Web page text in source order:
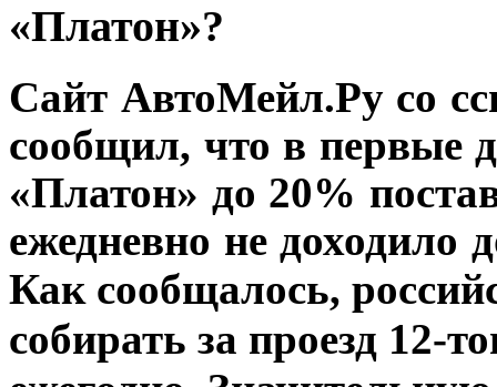
«Платон»?
Сайт АвтоМейл.Ру со
сообщил, что в первые
«Платон» до 20%
ежедневно не доходило
Как сообщалось,
собирать за проезд 12-